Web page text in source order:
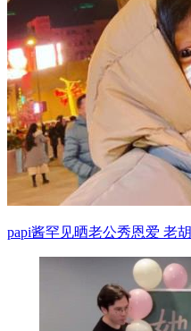
papi酱罕见晒老公秀恩爱 老